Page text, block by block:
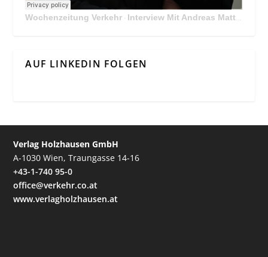
Wochenzeitung Verkehr · Interview Mit Andreas Matthä, CEO der ÖBB Holding
AUF LINKEDIN FOLGEN
Verlag Holzhausen GmbH
A-1030 Wien, Traungasse 14-16
+43-1-740 95-0
office@verkehr.co.at
www.verlagholzhausen.at